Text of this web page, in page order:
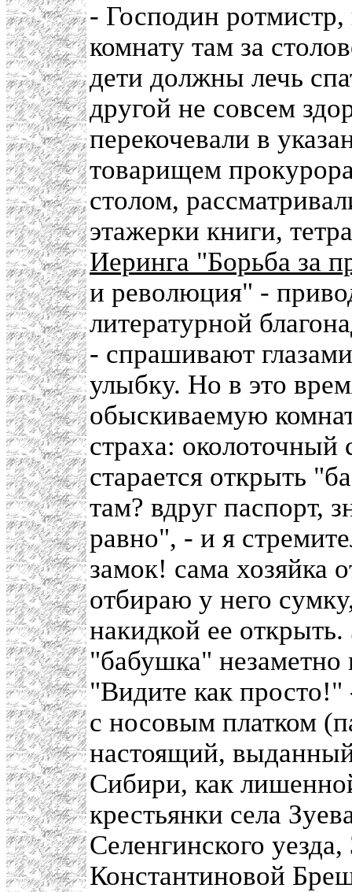
- Господин
комнату там за
дети должны лечь
другой не совсем
перекочевали в
товарищем
столом,
этажерки книги,
Иеринга "Борьба за
и революция" -
литературной
- спрашивают
улыбку. Но в это
обыскиваемую
страха: околоточный
старается открыть
там? вдруг паспорт,
равно", - и я
замок! сама хозяйка
отбираю у него
накидкой ее
"бабушка"
"Видите как просто!"
с носовым платком
настоящий,
Сибири, как
крестьянки села
Селенгинского
Константиновой